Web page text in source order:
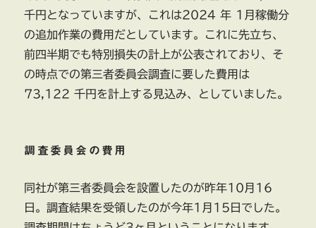
千円となっていますが、これは2024 年 1月稼働分
の追加作業の費用だとしています。これに先立ち、
前四半期でも特別損失の計上が公表されており、そ
の時点での第三者委員会調査に要した費用は
73,122 千円を計上する見込み、としていました。
調査委員会の費用
同社が第三者委員会を設置したのが昨年10月16
日。調査結果を受領したのが今年1月15日でした。